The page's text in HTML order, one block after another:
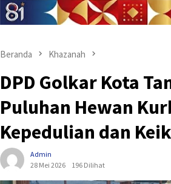
Beranda Khazanah
DPD Golkar Kota
Puluhan Hewan
Kepedulian dan
Admin
28 Mei 2026
196 Dilihat